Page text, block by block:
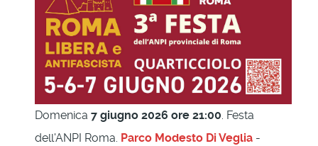
Domenica 7 giugno 2026 ore 21:00. Festa
dell'ANPI Roma. Parco Modesto Di Veglia -